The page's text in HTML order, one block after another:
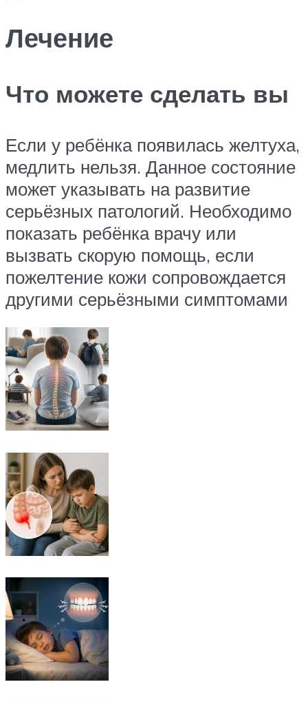
Лечение
Что можете сделать вы
Если у ребёнка появилась желтуха,
медлить нельзя. Данное состояние
может указывать на развитие
серьёзных патологий. Необходимо
показать ребёнка врачу или
вызвать скорую помощь, если
пожелтение кожи сопровождается
другими серьёзными симптомами